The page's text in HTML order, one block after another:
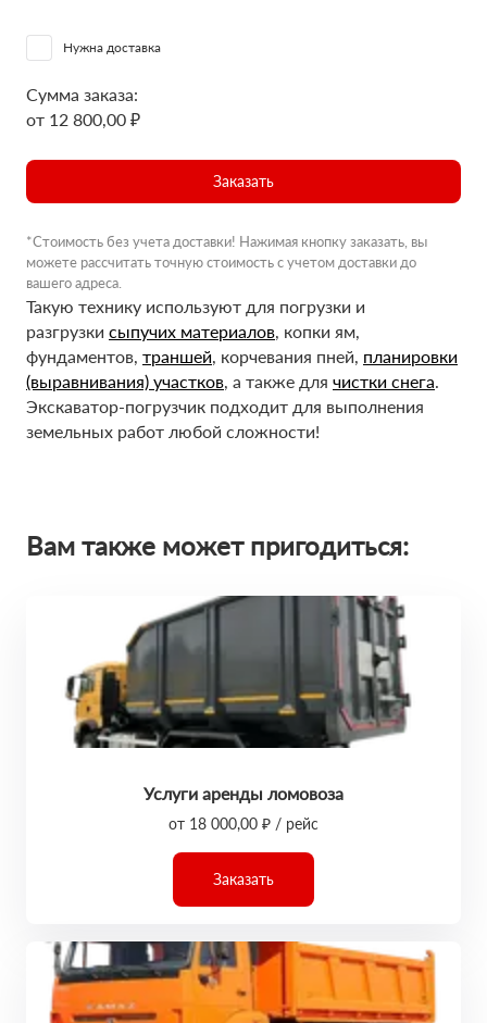
Нужна доставка
Сумма заказа:
от 12 800,00 ₽
Заказать
*Стоимость без учета доставки! Нажимая кнопку заказать, вы
можете рассчитать точную стоимость с учетом доставки до
вашего адреса.
Такую технику используют для погрузки и
разгрузки сыпучих материалов, копки ям,
фундаментов, траншей, корчевания пней, планировки
(выравнивания) участков, а также для чистки снега.
Экскаватор-погрузчик подходит для выполнения
земельных работ любой сложности!
Вам также может пригодиться:
Услуги аренды ломовоза
от 18 000,00 ₽ / рейс
Заказать